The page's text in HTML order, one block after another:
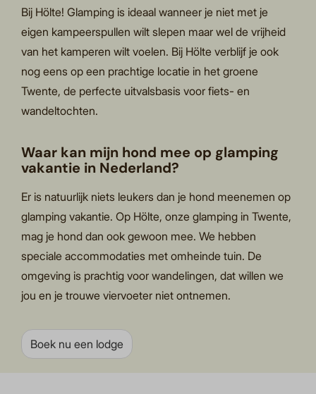
Bij Hölte! Glamping is ideaal wanneer je niet met je
eigen kampeerspullen wilt slepen maar wel de vrijheid
van het kamperen wilt voelen. Bij Hölte verblijf je ook
nog eens op een prachtige locatie in het groene
Twente, de perfecte uitvalsbasis voor fiets- en
wandeltochten.
Waar kan mijn hond mee op glamping
vakantie in Nederland?
Er is natuurlijk niets leukers dan je hond meenemen op
glamping vakantie. Op Hölte, onze glamping in Twente,
mag je hond dan ook gewoon mee. We hebben
speciale accommodaties met omheinde tuin. De
omgeving is prachtig voor wandelingen, dat willen we
jou en je trouwe viervoeter niet ontnemen.
Boek nu een lodge